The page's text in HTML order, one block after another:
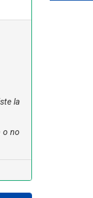
la
o no